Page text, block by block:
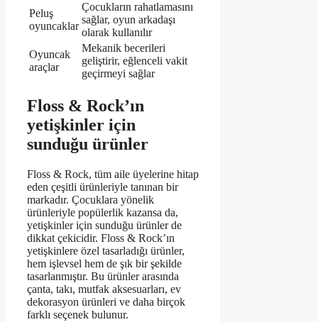
Peluş
oyuncaklar
Çocukların rahatlamasını
sağlar, oyun arkadaşı
olarak kullanılır
Oyuncak
araçlar
Mekanik becerileri
geliştirir, eğlenceli vakit
geçirmeyi sağlar
Floss & Rock’ın
yetişkinler için
sunduğu ürünler
Floss & Rock, tüm aile üyelerine hitap
eden çeşitli ürünleriyle tanınan bir
markadır. Çocuklara yönelik
ürünleriyle popülerlik kazansa da,
yetişkinler için sunduğu ürünler de
dikkat çekicidir. Floss & Rock’ın
yetişkinlere özel tasarladığı ürünler,
hem işlevsel hem de şık bir şekilde
tasarlanmıştır. Bu ürünler arasında
çanta, takı, mutfak aksesuarları, ev
dekorasyon ürünleri ve daha birçok
farklı seçenek bulunur.